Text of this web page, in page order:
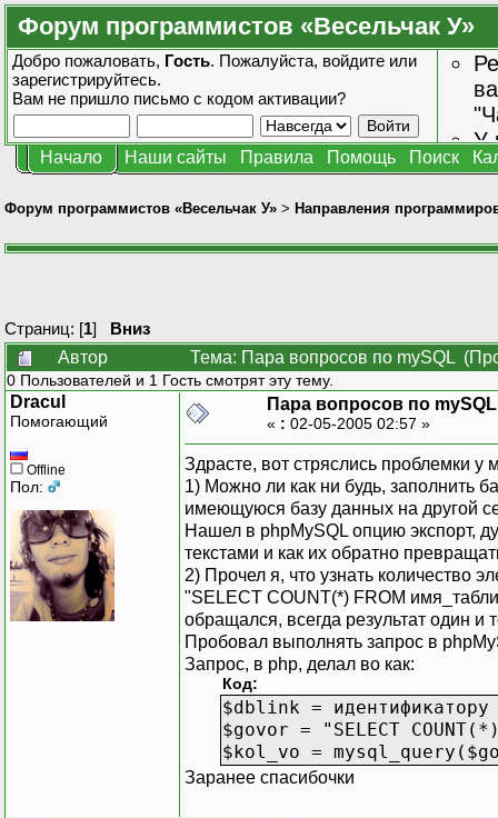
Форум программистов «Весельчак У»
Добро пожаловать, Гость. Пожалуйста, войдите или
зарегистрируйтесь.
Вам не пришло письмо с кодом активации?
У
Начало Наши сайты Правила Помощь Поиск
Форум программистов «Весельчак У» > Направления
Страниц: [1] Вниз
Автор
Тема: Пара вопросов по mySQL
0 Пользователей и 1 Гость смотрят эту тему.
Dracul
Помогающий
Offline
Пол:
Пара вопросов по mySQL
« : 02-05-2005 02:57 »
Здрасте, вот стряслись проблемки у
1) Можно ли как ни будь, заполнить
имеющуюся базу данных на другой
Нашел в phpMySQL опцию экспорт,
текстами и как их обратно
2) Прочел я, что узнать количество
"SELECT COUNT(*) FROM
обращался, всегда результат один и
Пробовал выполнять запрос в
Запрос, в php, делал во как:
Код:
$dblink = идентификатору
$govor = "SELECT
$kol_vo =
Заранее спасибочки